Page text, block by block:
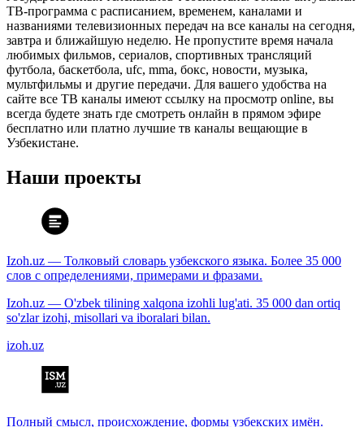
ТВ-программа с расписанием, временем, каналами и
названиями телевизионных передач на все каналы на сегодня,
завтра и ближайшую неделю. Не пропустите время начала
любимых фильмов, сериалов, спортивных трансляций
футбола, баскетбола, ufc, mma, бокс, новости, музыка,
мультфильмы и другие передачи. Для вашего удобства на
сайте все ТВ каналы имеют ссылку на просмотр online, вы
всегда будете знать где смотреть онлайн в прямом эфире
бесплатно или платно лучшие тв каналы вещающие в
Узбекистане.
Наши проекты
Izoh.uz — Толковый словарь узбекского языка. Более 35 000
слов с определениями, примерами и фразами.
Izoh.uz — O'zbek tilining xalqona izohli lug'ati. 35 000 dan ortiq
so'zlar izohi, misollari va iboralari bilan.
izoh.uz
Полный смысл, происхождение, формы узбекских имён.